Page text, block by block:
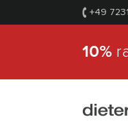
+49
10%